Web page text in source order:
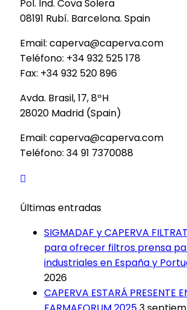
Pol. Ind. Cova Solera
08191 Rubí. Barcelona. Spain
Email: caperva@caperva.com
Teléfono: +34 932 525 178
Fax: +34 932 520 896
Avda. Brasil, 17, 8ºH
28020 Madrid (Spain)
Email: caperva@caperva.com
Teléfono: 34 91 7370088
Últimas entradas
SIGMADAF y CAPERVA
para ofrecer filtros prensa
industriales en España y
2026
CAPERVA ESTARÁ PRESENTE